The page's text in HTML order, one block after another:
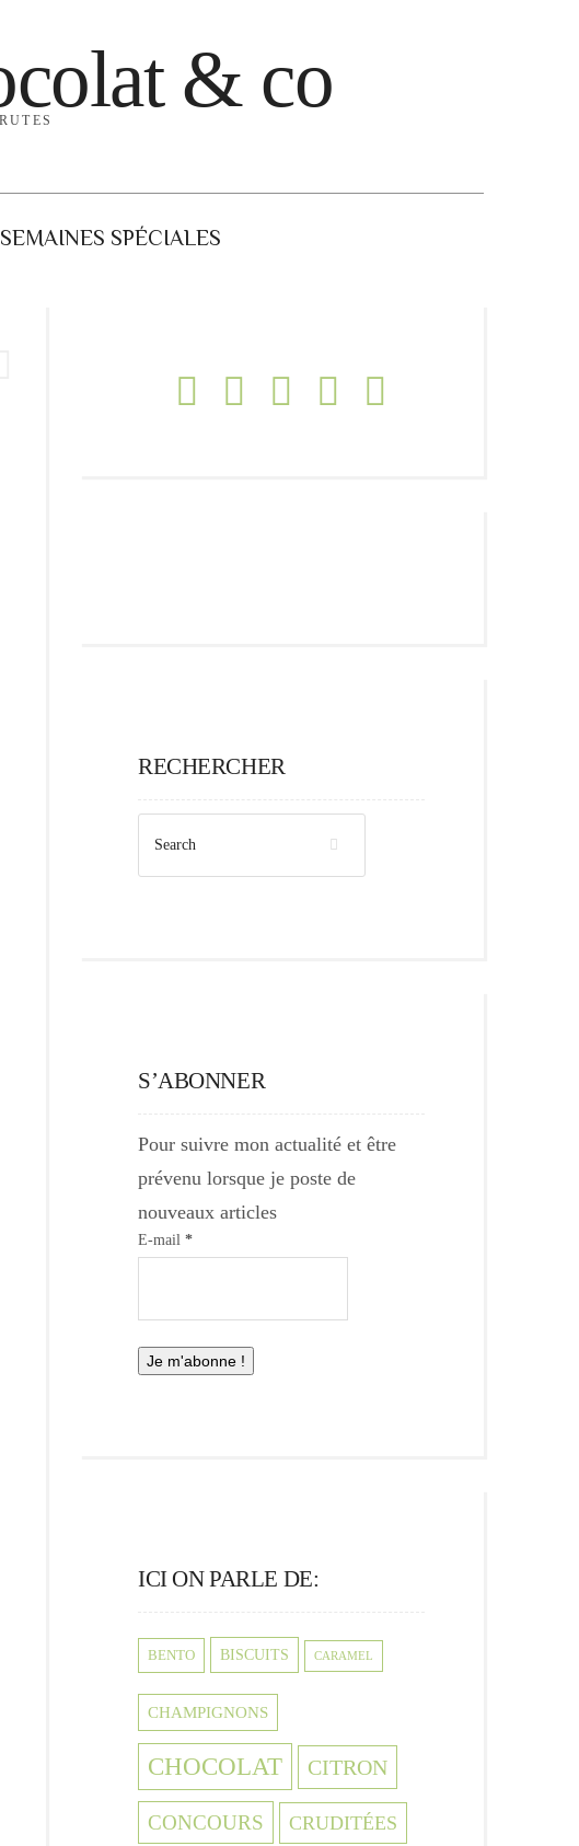
& co
SEMAINES SPÉCIALES
RECHERCHER
S’ABONNER
Pour suivre mon actualité et être
prévenu lorsque je poste de
nouveaux articles
E-mail *
ICI ON PARLE DE:
BENTO BISCUITS CARAMEL
CHAMPIGNONS
CHOCOLAT CITRON
CONCOURS CRUDITÉES